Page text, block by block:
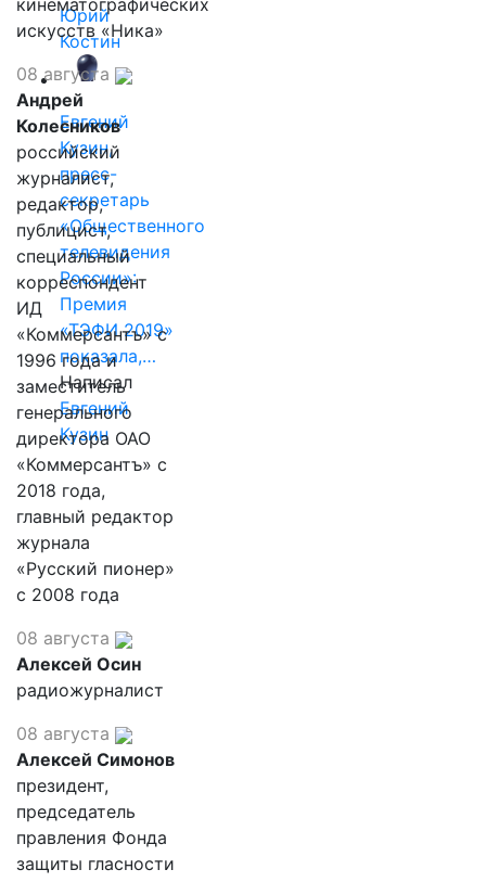
Юрий
Костин
Евгений
Кузин,
пресс-
секретарь
«Общественного
телевидения
России»:
Премия
«ТЭФИ 2019»
показала,…
Написал
Евгений
Кузин
кинематографических
искусств «Ника»
08 августа
Андрей
Колесников
российский
журналист,
редактор,
публицист,
специальный
корреспондент
ИД
«Коммерсантъ» с
1996 года и
заместитель
генерального
директора ОАО
«Коммерсантъ» с
2018 года,
главный редактор
журнала
«Русский пионер»
с 2008 года
08 августа
Алексей Осин
радиожурналист
08 августа
Алексей Симонов
президент,
председатель
правления Фонда
защиты гласности